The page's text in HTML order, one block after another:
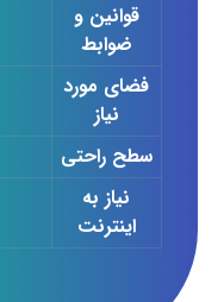
قوانین و
ضوابط
فضای مورد
نیاز
سطح راحتی
نیاز به
اینترنت